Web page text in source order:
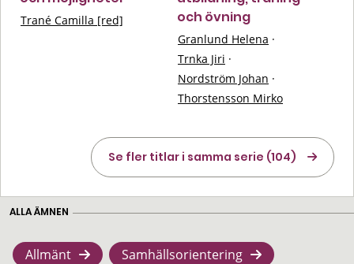
Trané Camilla [red]
och övning
Granlund Helena ·
Trnka Jiri ·
Nordström Johan ·
Thorstensson Mirko
Se fler titlar i samma serie (104)
ALLA ÄMNEN
Allmänt Samhällsorientering